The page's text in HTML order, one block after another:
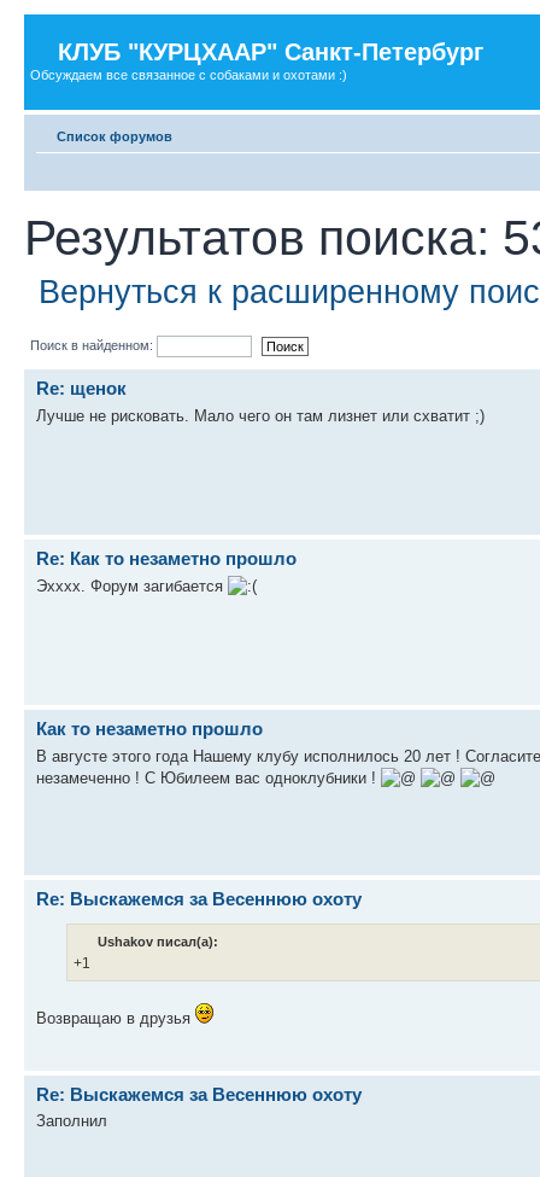
КЛУБ "КУРЦХААР" Санкт-Петербург
Обсуждаем все связанное с собаками и охотами :)
Список форумов
Результатов поиска:
Вернуться к расширенному
Поиск в найденном:
Re: щенок
Лучше не рисковать. Мало чего он там лизнет или схватит ;)
Re: Как то незаметно прошло
Эхххх. Форум загибается
Как то незаметно прошло
В августе этого года Нашему клубу исполнилось 20 лет !
незамеченно ! С Юбилеем вас одноклубники !
Re: Выскажемся за Весеннюю охоту
Ushakov писал(а):
+1
Возвращаю в друзья
Re: Выскажемся за Весеннюю охоту
Заполнил